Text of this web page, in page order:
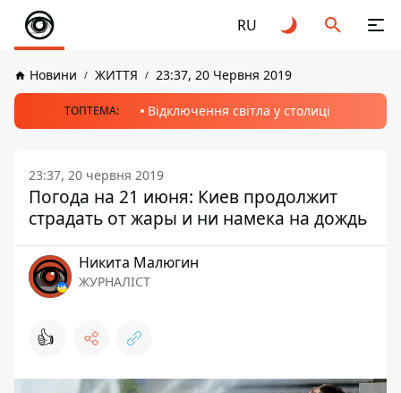
RU
Новини ЖИТТЯ 23:37, 20 Червня 2019
ТОПТЕМА: Відключення світла у столиці
23:37, 20 червня 2019
Погода на 21 июня: Киев продолжит
страдать от жары и ни намека на дождь
Никита Малюгин
ЖУРНАЛІСТ
👍